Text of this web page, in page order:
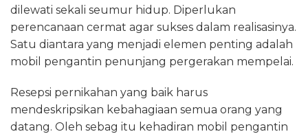
dilewati sekali seumur hidup. Diperlukan
perencanaan cermat agar sukses dalam realisasinya.
Satu diantara yang menjadi elemen penting adalah
mobil pengantin penunjang pergerakan mempelai.
Resepsi pernikahan yang baik harus
mendeskripsikan kebahagiaan semua orang yang
datang. Oleh sebag itu kehadiran mobil pengantin